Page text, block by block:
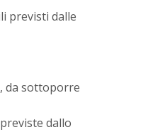
previsti dalle
da sottoporre
dallo